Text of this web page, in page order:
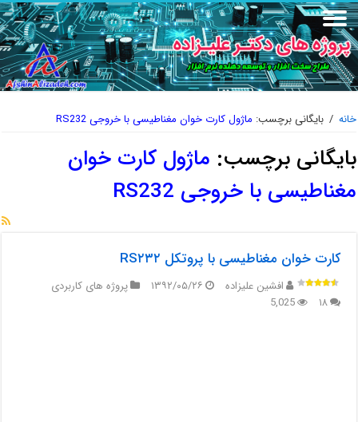
خانه / بایگانی برچسب: ماژول کارت خوان مغناطیسی با خروجی RS232
بایگانی برچسب: ماژول کارت خوان
مغناطیسی با خروجی RS232
کارت خوان مغناطیسی با پروتکل RS۲۳۲
افشین علیزاده ۱۳۹۲/۰۵/۲۶
پروژه های کاربردی
۱۸
5,025